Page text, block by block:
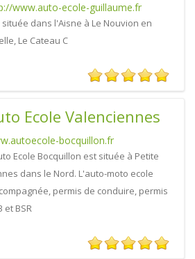
www.auto-ecole-guillaume.fr
dans l'Aisne à Le Nouvion en
Le Cateau C
Ecole Valenciennes
bocquillon.fr
Ecole Bocquillon est située à Petite
dans le Nord. L'auto-moto ecole
permis de conduire, permis
et BSR